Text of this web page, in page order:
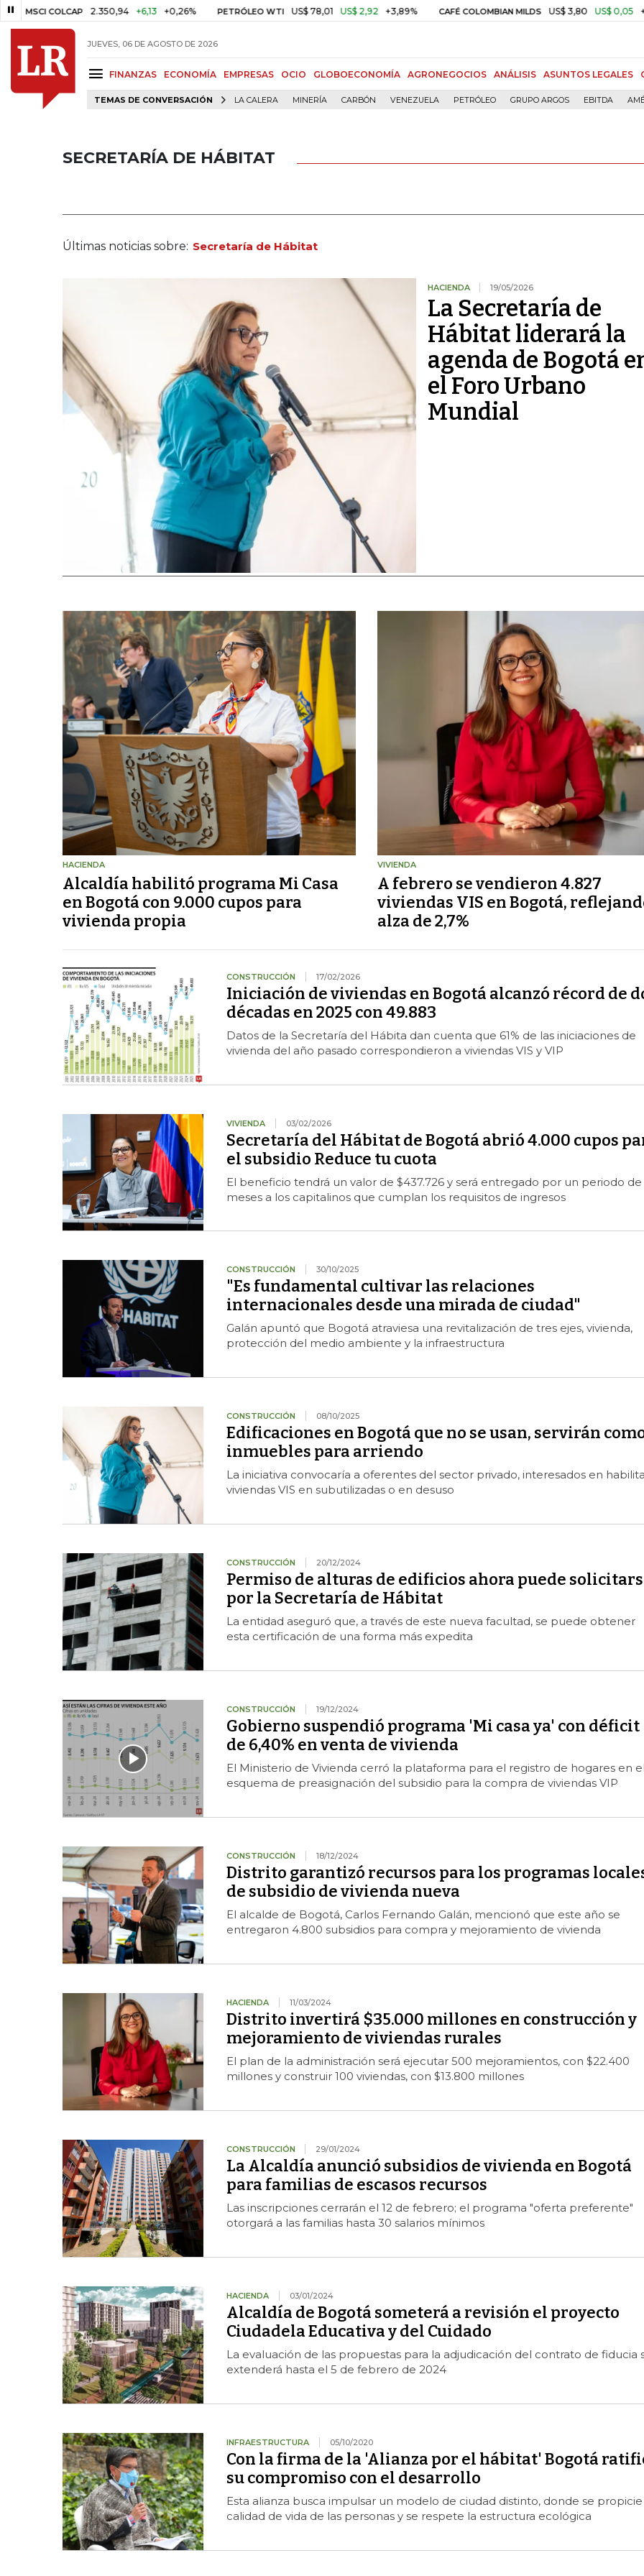
COLCAP 2.350,94 +6,13 +0,26% PETRÓLEO WTI US$ 78,01 US$ 2,92 +3,89% CAFÉ COLOMBIAN MILDS US$ 3,80 US$ 0,05 +1,40%
JUEVES, 06 DE AGOSTO DE 2026
FINANZAS ECONOMÍA EMPRESAS OCIO GLOBOECONOMÍA AGRONEGOCIOS ANÁLISIS ASUNTOS LEGALES
TEMAS DE CONVERSACIÓN LA CALERA MINERÍA CARBÓN VENEZUELA PETRÓLEO GRUPO ARGOS EBITDA
SECRETARÍA DE HÁBITAT
Últimas noticias sobre: Secretaría de Hábitat
HACIENDA 19/05/2026
La Secretaría de
Hábitat liderará la
agenda de Bogotá
el Foro Urbano
Mundial
HACIENDA
Alcaldía habilitó programa Mi Casa
en Bogotá con 9.000 cupos para
vivienda propia
VIVIENDA
A febrero se vendieron 4.827
viviendas VIS en Bogotá,
alza de 2,7%
CONSTRUCCIÓN 17/02/2026
Iniciación de viviendas en Bogotá alcanzó récord de
décadas en 2025 con 49.883
Datos de la Secretaría del Hábita dan cuenta que 61% de las iniciaciones de
vivienda del año pasado correspondieron a viviendas VIS y VIP
VIVIENDA 03/02/2026
Secretaría del Hábitat de Bogotá abrió 4.000 cupos
el subsidio Reduce tu cuota
El beneficio tendrá un valor de $437.726 y será entregado por un periodo
meses a los capitalinos que cumplan los requisitos de ingresos
CONSTRUCCIÓN 30/10/2025
"Es fundamental cultivar las relaciones
internacionales desde una mirada de ciudad"
Galán apuntó que Bogotá atraviesa una revitalización de tres ejes, vivienda,
protección del medio ambiente y la infraestructura
CONSTRUCCIÓN 08/10/2025
Edificaciones en Bogotá que no se usan, servirán
inmuebles para arriendo
La iniciativa convocaría a oferentes del sector privado, interesados en
viviendas VIS en subutilizadas o en desuso
CONSTRUCCIÓN 20/12/2024
Permiso de alturas de edificios ahora puede
por la Secretaría de Hábitat
La entidad aseguró que, a través de este nueva facultad, se puede obtener
esta certificación de una forma más expedita
CONSTRUCCIÓN 19/12/2024
Gobierno suspendió programa 'Mi casa ya' con déficit
de 6,40% en venta de vivienda
El Ministerio de Vivienda cerró la plataforma para el registro de hogares en
esquema de preasignación del subsidio para la compra de viviendas VIP
CONSTRUCCIÓN 18/12/2024
Distrito garantizó recursos para los programas
de subsidio de vivienda nueva
El alcalde de Bogotá, Carlos Fernando Galán, mencionó que este año se
entregaron 4.800 subsidios para compra y mejoramiento de vivienda
HACIENDA 11/03/2024
Distrito invertirá $35.000 millones en construcción y
mejoramiento de viviendas rurales
El plan de la administración será ejecutar 500 mejoramientos, con $22.400
millones y construir 100 viviendas, con $13.800 millones
CONSTRUCCIÓN 29/01/2024
La Alcaldía anunció subsidios de vivienda en Bogotá
para familias de escasos recursos
Las inscripciones cerrarán el 12 de febrero; el programa "oferta preferente"
otorgará a las familias hasta 30 salarios mínimos
HACIENDA 03/01/2024
Alcaldía de Bogotá someterá a revisión el proyecto
Ciudadela Educativa y del Cuidado
La evaluación de las propuestas para la adjudicación del contrato de fiducia
extenderá hasta el 5 de febrero de 2024
INFRAESTRUCTURA 05/10/2020
Con la firma de la 'Alianza por el hábitat' Bogotá
su compromiso con el desarrollo
Esta alianza busca impulsar un modelo de ciudad distinto, donde se propicie
calidad de vida de las personas y se respete la estructura ecológica